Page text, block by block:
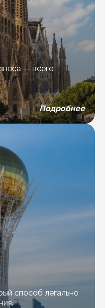
— всего
Подробнее
способ легально